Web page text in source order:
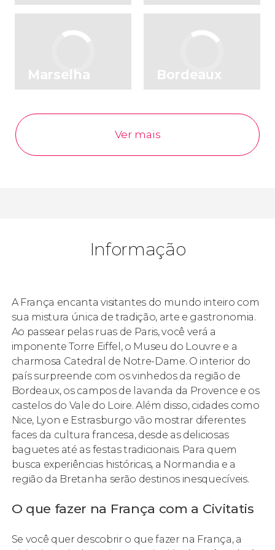
Marselha Bordeaux
Ver mais
Informação
A França encanta visitantes do mundo inteiro com
sua mistura única de tradição, arte e gastronomia.
Ao passear pelas ruas de Paris, você verá a
imponente Torre Eiffel, o Museu do Louvre e a
charmosa Catedral de Notre-Dame. O interior do
país surpreende com os vinhedos da região de
Bordeaux, os campos de lavanda da Provence e os
castelos do Vale do Loire. Além disso, cidades como
Nice, Lyon e Estrasburgo vão mostrar diferentes
faces da cultura francesa, desde as deliciosas
baguetes até as festas tradicionais. Para quem
busca experiências históricas, a Normandia e a
região da Bretanha serão destinos inesquecíveis.
O que fazer na França com a Civitatis
Se você quer descobrir o que fazer na França, a